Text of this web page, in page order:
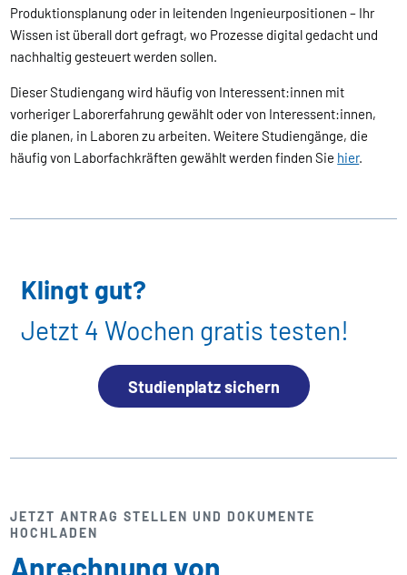
Produktionsplanung oder in leitenden Ingenieurpositionen – Ihr
Wissen ist überall dort gefragt, wo Prozesse digital gedacht und
nachhaltig gesteuert werden sollen.
Dieser Studiengang wird häufig von Interessent:innen mit
vorheriger Laborerfahrung gewählt oder von Interessent:innen,
die planen, in Laboren zu arbeiten. Weitere Studiengänge, die
häufig von Laborfachkräften gewählt werden finden Sie hier.
Klingt gut?
Jetzt 4 Wochen gratis testen!
Studienplatz sichern
JETZT ANTRAG STELLEN UND DOKUMENTE
HOCHLADEN
Anrechnung von